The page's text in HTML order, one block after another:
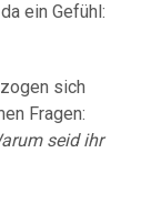
ein Gefühl:
sich
Fragen:
seid ihr